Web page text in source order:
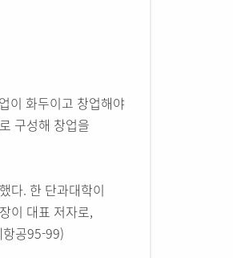
이 화두이고 창업해야
구성해 창업을
다. 한 단과대학이
이 대표 저자로,
공95-99)